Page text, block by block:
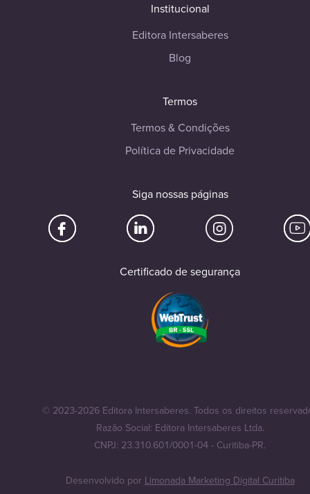
Institucional
Editora Intersaberes
Blog
Termos
Termos & Condições
Política de Privacidade
Siga nossas páginas
Certificado de segurança
© 2023-2026 Editora Intersaberes. Todos os direitos
Razão Social: Editora Intersaberes Ltda.
CNPJ: 23.310.601/0001-04 - Curitiba-PR.
Desenvolvido por Limonada Marketing Digital Curitiba